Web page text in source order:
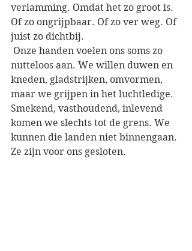
verlamming. Omdat het zo groot is.
Of zo ongrijpbaar. Of zo ver weg. Of
juist zo dichtbij.
nutteloos aan. We willen duwen en
kneden, gladstrijken, omvormen,
maar we grijpen in het luchtledige.
Smekend, vasthoudend, inlevend
komen we slechts tot de grens. We
kunnen die landen niet binnengaan.
Ze zijn voor ons gesloten.